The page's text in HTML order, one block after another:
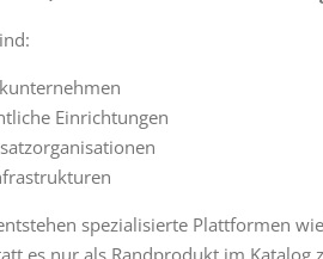
Einrichtungen
spezialisierte Plattformen wie
es nur als Randprodukt im Katalog